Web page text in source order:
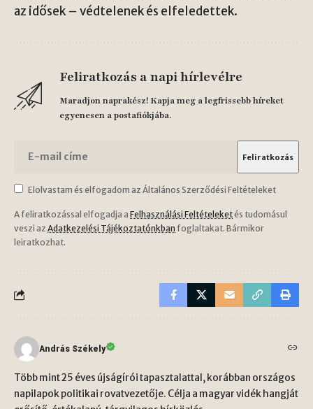
az idősek – védtelenek és elfeledettek.
Feliratkozás a napi hírlevélre
Maradjon naprakész! Kapja meg a legfrissebb híreket
egyenesen a postafiókjába.
Elolvastam és elfogadom az Általános Szerződési Feltételeket
A feliratkozással elfogadja a Felhasználási Feltételeketés tudomásul
veszi az Adatkezelési Tájékoztatónkban foglaltakat. Bármikor
leiratkozhat.
András Székely
Több mint 25 éves újságírói tapasztalattal, korábban országos
napilapok politikai rovatvezetője. Célja a magyar vidék hangját